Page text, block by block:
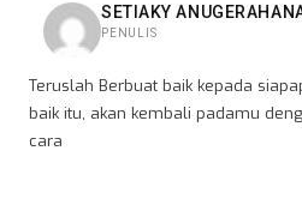
SETIAKY
PENULIS
Teruslah Berbuat baik kepada
baik itu, akan kembali padamu
cara